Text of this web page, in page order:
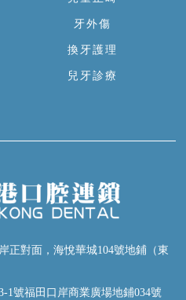
牙外傷
換牙護理
兒牙診療
正對面，海悅華城104號地鋪（東
1號福田口岸商業廣場地鋪034號